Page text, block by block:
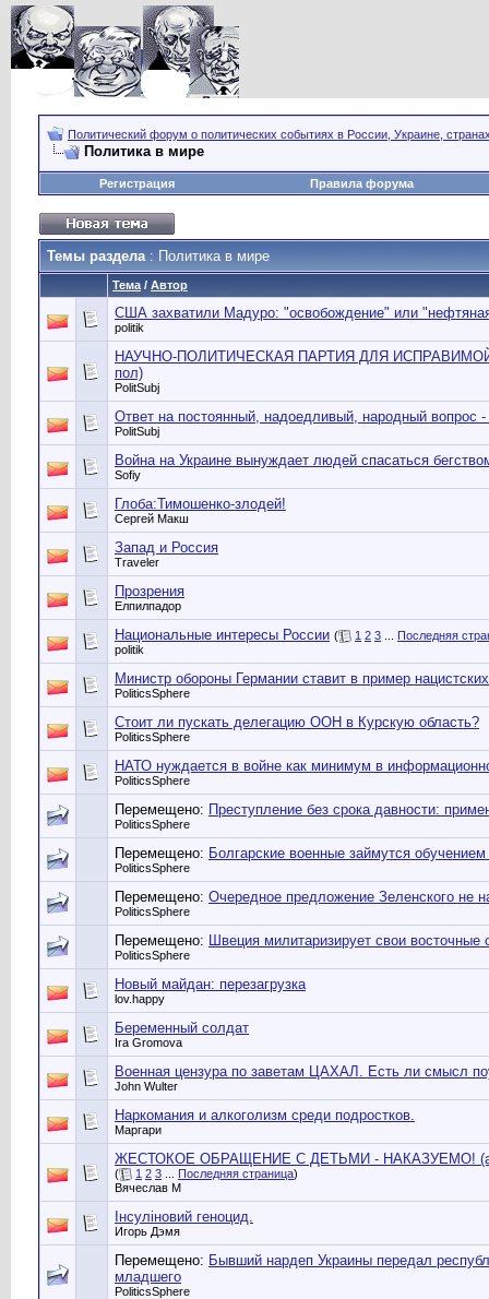
Политический форум о политических событиях в России, Украине,
Политика в мире
Регистрация Правила форума
Темы раздела: Политика в мире
Тема / Автор
США захватили Мадуро: "освобождение" или
politik
НАУЧНО-ПОЛИТИЧЕСКАЯ ПАРТИЯ ДЛЯ
пол)
PolitSubj
Ответ на постоянный, надоедливый, народный вопрос -
PolitSubj
Война на Украине вынуждает людей спасаться
Sofiy
Глоба:Тимошенко-злодей!
Сергей Макш
Запад и Россия
Traveler
Прозрения
Елпилпадор
Национальные интересы России ( 1 2 3
Последняя
politik
Министр обороны Германии ставит в пример
PoliticsSphere
Стоит ли пускать делегацию ООН в Курскую область?
PoliticsSphere
НАТО нуждается в войне как минимум в
PoliticsSphere
Перемещено: Преступление без срока давности:
PoliticsSphere
Перемещено: Болгарские военные займутся
PoliticsSphere
Перемещено: Очередное предложение Зеленского не
PoliticsSphere
Перемещено: Швеция милитаризирует свои восточные
PoliticsSphere
Новый майдан: перезагрузка
lov.happy
Беременный солдат
Ira Gromova
Военная цензура по заветам ЦАХАЛ. Есть ли смысл
John Wulter
Наркомания и алкоголизм среди подростков.
Маргари
ЖЕСТОКОЕ ОБРАЩЕНИЕ С ДЕТЬМИ - НАКАЗУЕМО! (а
( 1 2 3 Последняя страница)
Вячеслав М
Інсуліновий геноцид.
Игорь Дэмя
Перемещено: Бывший нардеп Украины передал
младшего
PoliticsSphere